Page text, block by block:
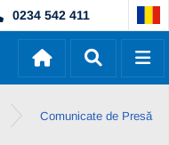
0234 542 411
Comunicate de Presă